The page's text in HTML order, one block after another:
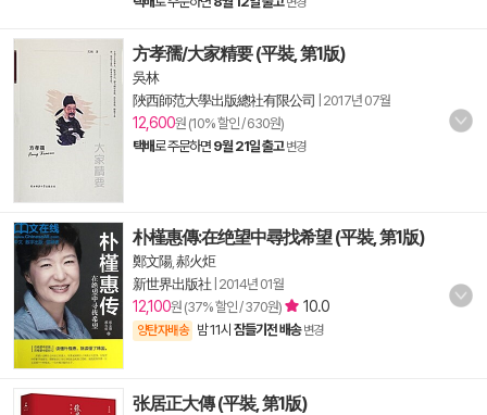
方孝孺/大家精要 (平裝, 第1版)
吳林
陜西師范大學出版總社有限公司
2017년 07월
12,600원 (10% 할인 / 630원)
택배로 주문하면 9월 21일 출고 변경
朴槿惠傳:在绝望中尋找希望 (平裝, 第1版)
鄭文陽, 郝火炬
新世界出版社 2014년 01월
12,100원 (37% 할인 / 370원) 10.0
양탄자배송 밤 11시 잠들기전 배송 변경
张居正大傳 (平裝, 第1版)